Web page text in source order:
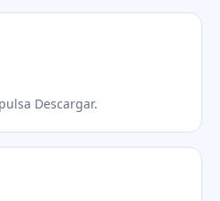
Descargar.